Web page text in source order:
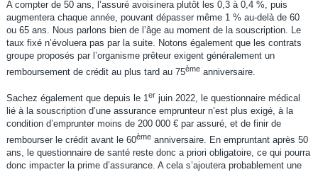
A compter de 50 ans, l’assuré avoisinera plutôt les 0,3 à 0,4 %, puis
augmentera chaque année, pouvant dépasser même 1 % au-delà de 60
ou 65 ans. Nous parlons bien de l’âge au moment de la souscription. Le
taux fixé n’évoluera pas par la suite. Notons également que les contrats
groupe proposés par l’organisme prêteur exigent généralement un
remboursement de crédit au plus tard au 75èmeanniversaire.
Sachez également que depuis le 1er juin 2022, le questionnaire médical
lié à la souscription d’une assurance emprunteur n’est plus exigé, à la
condition d’emprunter moins de 200 000 € par assuré, et de finir de
rembourser le crédit avant le 60èmeanniversaire. En empruntant après 50
ans, le questionnaire de santé reste donc a priori obligatoire, ce qui pourra
donc impacter la prime d’assurance. A cela s’ajoutera probablement une